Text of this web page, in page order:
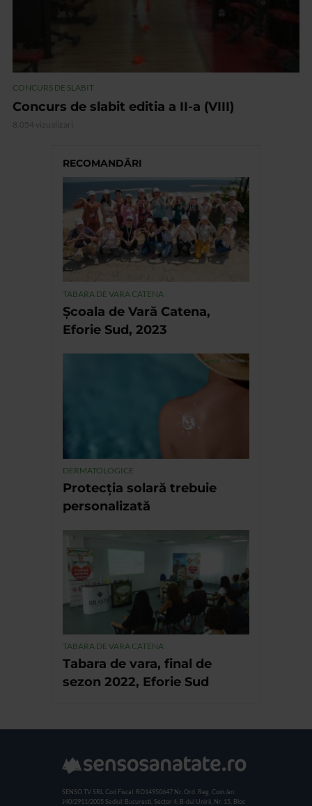
CONCURS DE SLABIT
Concurs de slabit editia a II-a (VIII)
8.054 vizualizari
RECOMANDĂRI
TABARA DE VARA CATENA
Școala de Vară Catena,
Eforie Sud, 2023
DERMATOLOGICE
Protecția solară trebuie
personalizată
TABARA DE VARA CATENA
Tabara de vara, final de
sezon 2022, Eforie Sud
SENSO TV SRL Cod Fiscal: RO14950647 Nr. Ord. Reg. Com./an:
J40/2911/2005 Sediul: Bucuresti, Sector 4, B-dul Unirii, Nr. 15, Bloc